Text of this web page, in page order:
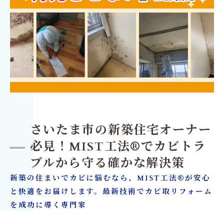
さいたま市の新築住宅オーナー
必見！MIST工法®でカビトラ
ブルから守る確かな解決策
新築の住まいでカビに悩むなら、MIST工法®が安心
と快適をお届けします。最新技術でカビ取リフォーム
を成功に導く専門家